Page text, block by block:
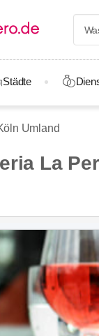
Städte
Umland
La